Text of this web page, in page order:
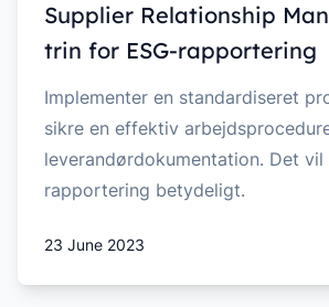
Supplier Relationship
trin for ESG-rapportering
Implementer en standardiseret
sikre en effektiv
leverandørdokumentation. Det vil
rapportering betydeligt.
23 June 2023